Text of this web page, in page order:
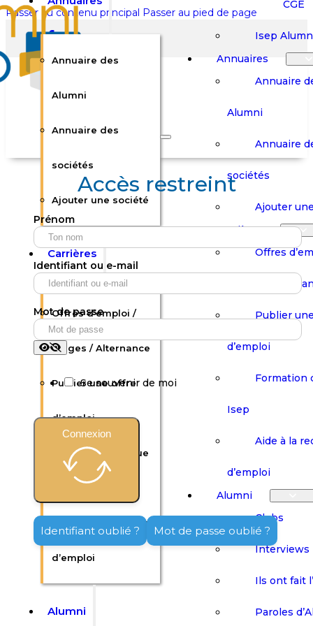
Passer au contenu principal Passer au pied de page
Rechercher sur le site
Rechercher
Votre panier est vide.
Boutique
Panier
Boutique
Annuaire des
Alumni
Annuaire des
sociétés
Ajouter une société
Carrières
Offres d’emploi /
Stages / Alternance
Publier une offre
d’emploi
Formation continue
Aide à la recherche
d’emploi
Alumni
CGE
Isep
Annuaires
Annuaire
Alumni
Annuaire
sociétés
Ajouter
Carrières
Offres
Stages /
Publier
d’emploi
Formation
Isep
Aide à la
d’emploi
Alumni
Clubs
Interviews
Ils ont fait
Paroles
Accès restreint
Prénom
Identifiant ou e-mail
Mot de passe
Se souvenir de moi
Connexion
Identifiant oublié ? Mot de passe oublié ?